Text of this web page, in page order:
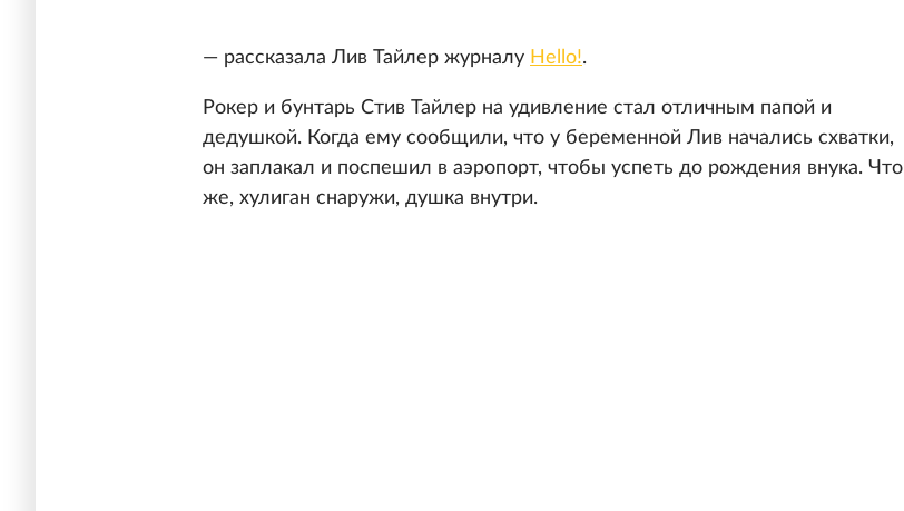
— рассказала Лив Тайлер журналу Hello!.
Рокер и бунтарь Стив Тайлер на удивление стал отличным папой и
дедушкой. Когда ему сообщили, что у беременной Лив начались схватки,
он заплакал и поспешил в аэропорт, чтобы успеть до рождения внука. Что
же, хулиган снаружи, душка внутри.